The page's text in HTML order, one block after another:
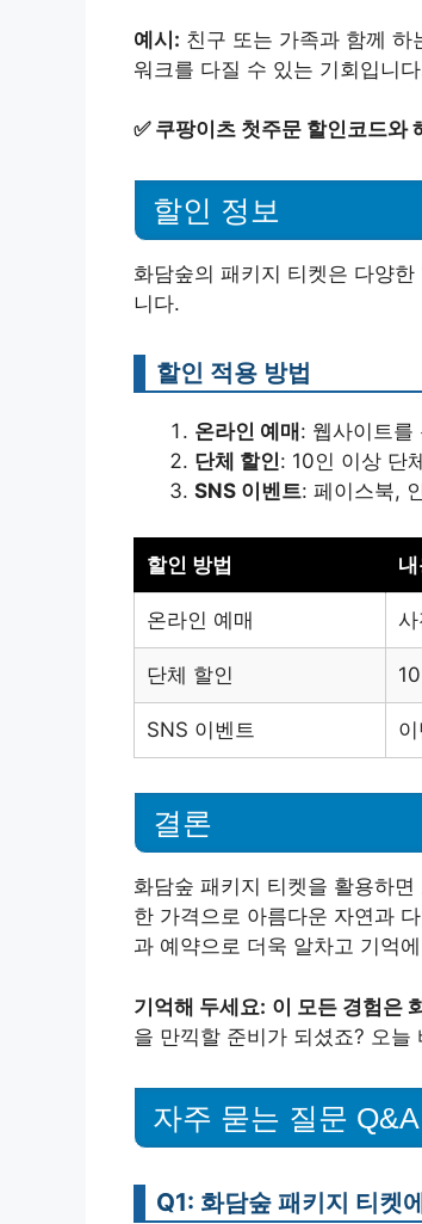
예시: 친구 또는 가족과 함께 하
워크를 다질 수 있는 기회입니
✅ 쿠팡이츠 첫주문 할인코드와
할인 정보
화담숲의 패키지 티켓은 다양
니다.
할인 적용 방법
온라인 예매 : 웹사이트를
단체 할인: 10인 이상 단
SNS 이벤트: 페이스북,
할인 방법
온라인 예매
단체 할인
SNS 이벤트
결론
화담숲 패키지 티켓을 활용하
한 가격으로 아름다운 자연과
과 예약으로 더욱 알차고 기억
기억해 두세요: 이 모든 경험은
을 만끽할 준비가 되셨죠? 오늘
자주 묻는 질문 Q&A
Q1: 화담숲 패키지 티켓